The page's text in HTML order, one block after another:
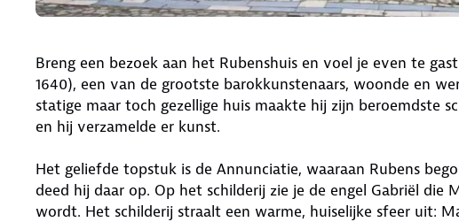
Breng een bezoek aan het Rubenshuis en voel je even te
1640), een van de grootste barokkunstenaars, woonde en
statige maar toch gezellige huis maakte hij zijn beroemdste
en hij verzamelde er kunst.
Het geliefde topstuk is de Annunciatie, waaraan Rubens
deed hij daar op. Op het schilderij zie je de engel Gabriël
wordt. Het schilderij straalt een warme, huiselijke sfeer uit: